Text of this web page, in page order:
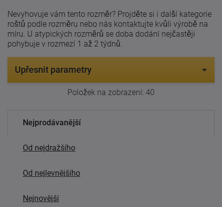
Nevyhovuje vám tento rozměr? Projděte si i další kategorie
roštů podle rozměru nebo nás kontaktujte kvůli výrobě na
míru. U atypických rozměrů se doba dodání nejčastěji
pohybuje v rozmezí 1 až 2 týdnů.
Upřesnit parametry
Položek na zobrazení: 40
Nejprodávanější
Od nejdražšího
Od nejlevnějšího
Nejnovější